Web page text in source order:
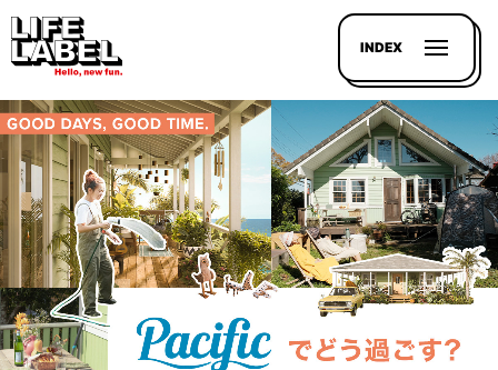
INDEX
記事を
探す
LL